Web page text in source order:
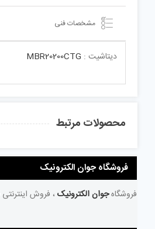
مشخصات فنی
دیتاشیت : MBR20200CTG
محصولات مرتبط
فروشگاه جوان الکترونیک
فروشگاهجوان الکترونیک ، فروش اینترنتی